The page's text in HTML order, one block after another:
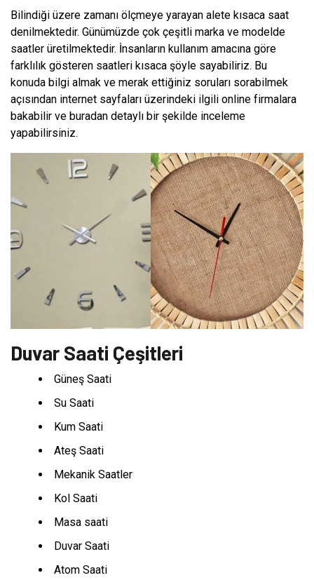
Bilindiği üzere zamanı ölçmeye yarayan alete kısaca saat
denilmektedir. Günümüzde çok çeşitli marka ve modelde
saatler üretilmektedir. İnsanların kullanım amacına göre
farklılık gösteren saatleri kısaca şöyle sayabiliriz. Bu
konuda bilgi almak ve merak ettiğiniz soruları sorabilmek
açısından internet sayfaları üzerindeki ilgili online firmalara
bakabilir ve buradan detaylı bir şekilde inceleme
yapabilirsiniz.
Duvar Saati Çeşitleri
Güneş Saati
Su Saati
Kum Saati
Ateş Saati
Mekanik Saatler
Kol Saati
Masa saati
Duvar Saati
Atom Saati